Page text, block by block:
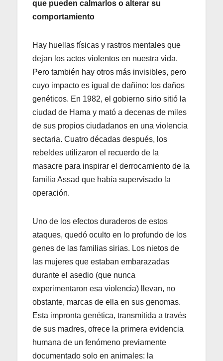
que pueden calmarlos o alterar su
comportamiento
Hay huellas físicas y rastros mentales que
dejan los actos violentos en nuestra vida.
Pero también hay otros más invisibles, pero
cuyo impacto es igual de dañino: los daños
genéticos. En 1982, el gobierno sirio sitió la
ciudad de Hama y mató a decenas de miles
de sus propios ciudadanos en una violencia
sectaria. Cuatro décadas después, los
rebeldes utilizaron el recuerdo de la
masacre para inspirar el derrocamiento de la
familia Assad que había supervisado la
operación.
Uno de los efectos duraderos de estos
ataques, quedó oculto en lo profundo de los
genes de las familias sirias. Los nietos de
las mujeres que estaban embarazadas
durante el asedio (que nunca
experimentaron esa violencia) llevan, no
obstante, marcas de ella en sus genomas.
Esta impronta genética, transmitida a través
de sus madres, ofrece la primera evidencia
humana de un fenómeno previamente
documentado solo en animales: la